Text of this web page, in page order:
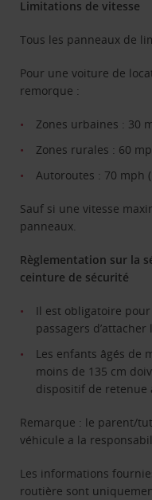
Limitations de vitesse
Tous les panneaux de
Pour une voiture de
remorque :
Zones urbaines : 30
Zones rurales : 60
Autoroutes : 70 mph
​​​Sauf si une vitesse
panneaux.
Règlementation sur la
ceinture de sécurité
Il est obligatoire
passagers
Les enfants âgés de
moins de 135 cm
dispositif de retenue
Remarque : le parent/
véhicule a la
Les informations
routière sont